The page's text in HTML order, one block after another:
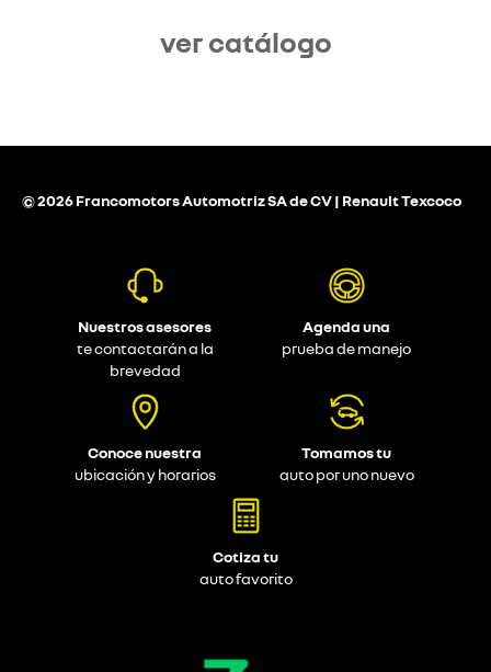
ver catálogo
© 2026 Francomotors Automotriz SA de CV | Renault Texcoco
Nuestros asesores
te contactarán a la
brevedad
Agenda una
prueba de manejo
Conoce nuestra
ubicación y horarios
Tomamos tu
auto por uno nuevo
Cotiza tu
auto favorito